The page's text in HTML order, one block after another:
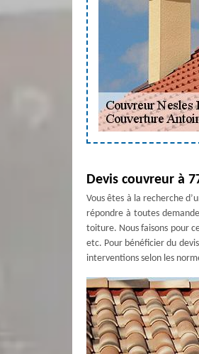
Devis couvreur à
Vous êtes à la recherche
répondre à toutes
toiture. Nous faisons pour
etc. Pour bénéficier du
interventions selon les